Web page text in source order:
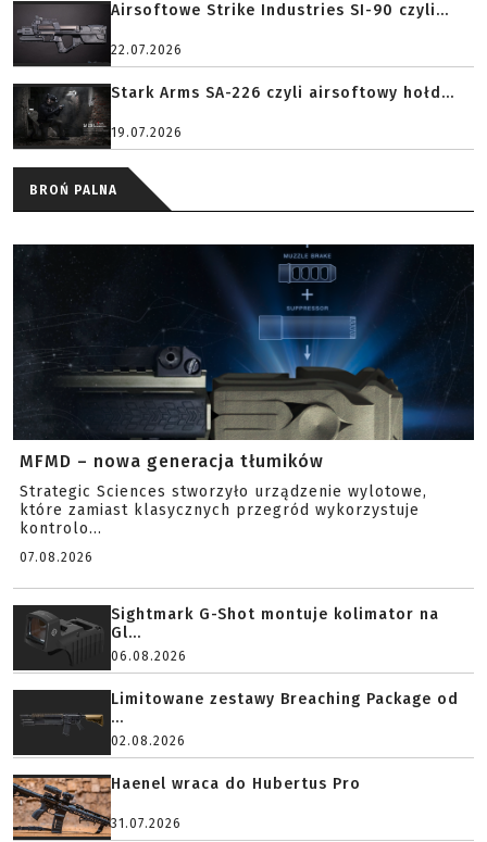
Airsoftowe Strike Industries SI-90 czyli...
22.07.2026
Stark Arms SA-226 czyli airsoftowy hołd...
19.07.2026
BROŃ PALNA
MFMD – nowa generacja tłumików
Strategic Sciences stworzyło urządzenie wylotowe,
które zamiast klasycznych przegród wykorzystuje
kontrolo...
07.08.2026
Sightmark G-Shot montuje kolimator na
Gl...
06.08.2026
Limitowane zestawy Breaching Package od
...
02.08.2026
Haenel wraca do Hubertus Pro
31.07.2026